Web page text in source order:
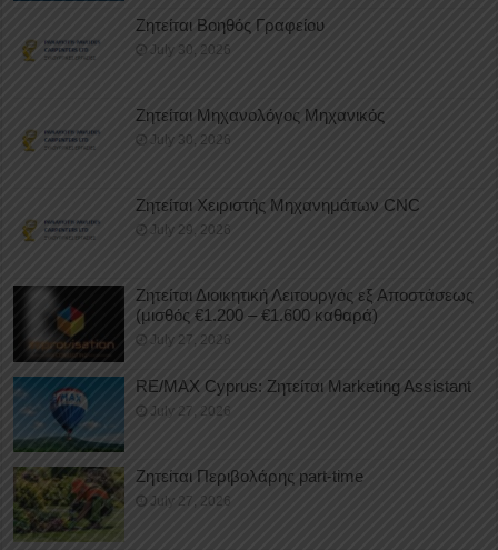
Ζητείται Βοηθός Γραφείου
July 30, 2026
Ζητείται Μηχανολόγος Μηχανικός
July 30, 2026
Ζητείται Χειριστής Μηχανημάτων CNC
July 29, 2026
Ζητείται Διοικητική Λειτουργός εξ Αποστάσεως
(μισθός €1.200 – €1.600 καθαρά)
July 27, 2026
RE/MAX Cyprus: Ζητείται Marketing Assistant
July 27, 2026
Ζητείται Περιβολάρης part-time
July 27, 2026